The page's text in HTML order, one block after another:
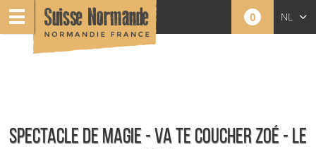
0 NL
SPECTACLE DE MAGIE - VA TE COUCHER ZOÉ - LE